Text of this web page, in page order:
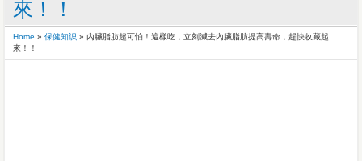
來！！
Home » 保健知识 » 內臟脂肪超可怕！這樣吃，立刻減去內臟脂肪提高壽命，趕快收藏起
來！！